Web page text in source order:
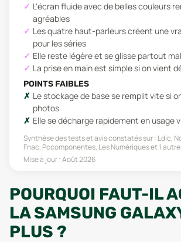
L'écran fluide avec de belles couleurs
agréables
Les quatre haut-parleurs créent une
pour les séries
Elle reste légère et se glisse partout
La prise en main est simple si on vient
POINTS FAIBLES
Le stockage de base se remplit vite si
photos
Elle se décharge rapidement en usage
Synthèse des tests et avis constatés sur : Ldlc,
Fnac, Pccomponentes, Les Numériqueset 1
Mise à jour :Août 2026
POURQUOI FAUT-IL
LA SAMSUNG
PLUS ?